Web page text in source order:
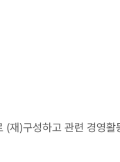
)구성하고 관련 경영